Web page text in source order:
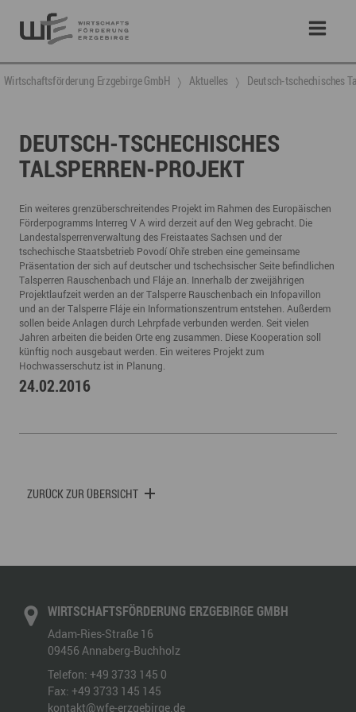
Wirtschaftsförderung Erzgebirge GmbH Aktuelles Deutsch-tschechisches
DEUTSCH-TSCHECHISCHES
TALSPERREN-PROJEKT
Ein weiteres grenzüberschreitendes Projekt im Rahmen des Europäischen
Förderpogramms Interreg V A wird derzeit auf den Weg gebracht. Die
Landestalsperrenverwaltung des Freistaates Sachsen und der
tschechische Staatsbetrieb Povodí Ohře streben eine gemeinsame
Präsentation der sich auf deutscher und tschechsischer Seite befindlichen
Talsperren Rauschenbach und Fláje an. Innerhalb der zweijährigen
Projektlaufzeit werden an der Talsperre Rauschenbach ein Infopavillon
und an der Talsperre Fláje ein Informationszentrum entstehen. Außerdem
sollen beide Anlagen durch Lehrpfade verbunden werden. Seit vielen
Jahren arbeiten die beiden Orte eng zusammen. Diese Kooperation soll
künftig noch ausgebaut werden. Ein weiteres Projekt zum
Hochwasserschutz ist in Planung.
24.02.2016
ZURÜCK ZUR ÜBERSICHT
WIRTSCHAFTSFÖRDERUNG ERZGEBIRGE GMBH
Adam-Ries-Straße 16
09456 Annaberg-Buchholz
Telefon: +49 3733 145 0
Fax: +49 3733 145 145
kontakt@wfe-erzgebirge.de